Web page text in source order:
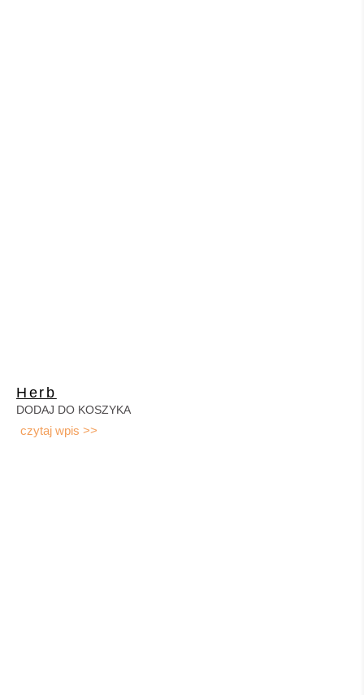
Herb
DODAJ DO KOSZYKA
czytaj wpis >>